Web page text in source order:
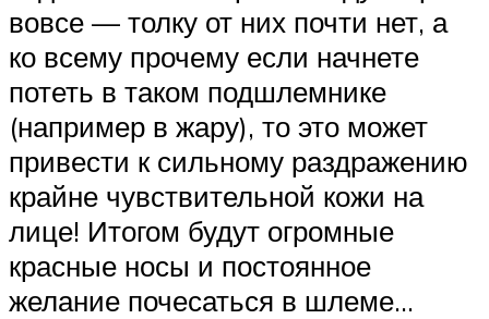
вовсе — толку от них почти нет, а
ко всему прочему если начнете
потеть в таком подшлемнике
(например в жару), то это может
привести к сильному раздражению
крайне чувствительной кожи на
лице! Итогом будут огромные
красные носы и постоянное
желание почесаться в шлеме…